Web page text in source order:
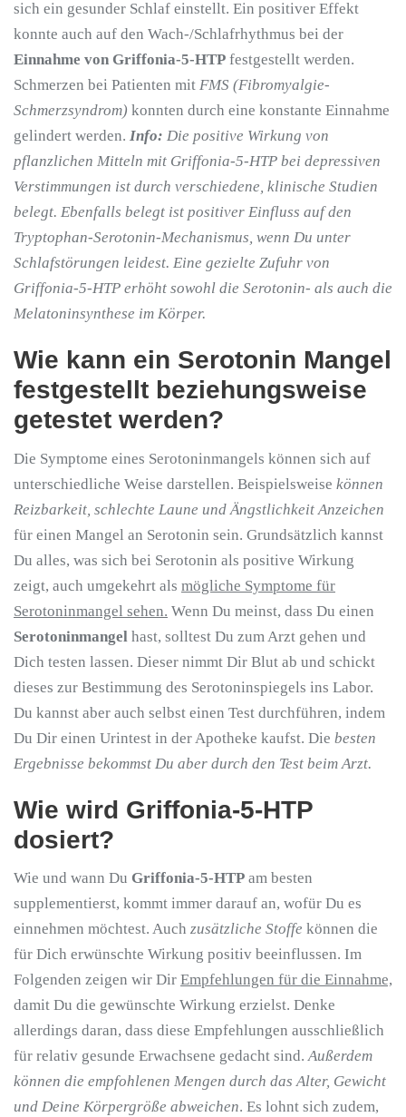
sich ein gesunder Schlaf einstellt. Ein positiver Effekt
konnte auch auf den Wach-/Schlafrhythmus bei der
Einnahme von Griffonia-5-HTP festgestellt werden.
Schmerzen bei Patienten mit FMS (Fibromyalgie-
Schmerzsyndrom) konnten durch eine konstante Einnahme
gelindert werden. Info: Die positive Wirkung von
pflanzlichen Mitteln mit Griffonia-5-HTP bei depressiven
Verstimmungen ist durch verschiedene, klinische Studien
belegt. Ebenfalls belegt ist positiver Einfluss auf den
Tryptophan-Serotonin-Mechanismus, wenn Du unter
Schlafstörungen leidest. Eine gezielte Zufuhr von
Griffonia-5-HTP erhöht sowohl die Serotonin- als auch die
Melatoninsynthese im Körper.
Wie kann ein Serotonin Mangel
festgestellt beziehungsweise
getestet werden?
Die Symptome eines Serotoninmangels können sich auf
unterschiedliche Weise darstellen. Beispielsweise können
Reizbarkeit, schlechte Laune und Ängstlichkeit Anzeichen
für einen Mangel an Serotonin sein. Grundsätzlich kannst
Du alles, was sich bei Serotonin als positive Wirkung
zeigt, auch umgekehrt als mögliche Symptome für
Serotoninmangel sehen. Wenn Du meinst, dass Du einen
Serotoninmangel hast, solltest Du zum Arzt gehen und
Dich testen lassen. Dieser nimmt Dir Blut ab und schickt
dieses zur Bestimmung des Serotoninspiegels ins Labor.
Du kannst aber auch selbst einen Test durchführen, indem
Du Dir einen Urintest in der Apotheke kaufst. Die besten
Ergebnisse bekommst Du aber durch den Test beim Arzt.
Wie wird Griffonia-5-HTP
dosiert?
Wie und wann Du Griffonia-5-HTP am besten
supplementierst, kommt immer darauf an, wofür Du es
einnehmen möchtest. Auch zusätzliche Stoffe können die
für Dich erwünschte Wirkung positiv beeinflussen. Im
Folgenden zeigen wir Dir Empfehlungen für die Einnahme,
damit Du die gewünschte Wirkung erzielst. Denke
allerdings daran, dass diese Empfehlungen ausschließlich
für relativ gesunde Erwachsene gedacht sind.Außerdem
können die empfohlenen Mengen durch das Alter, Gewicht
und Deine Körpergröße abweichen. Es lohnt sich zudem,